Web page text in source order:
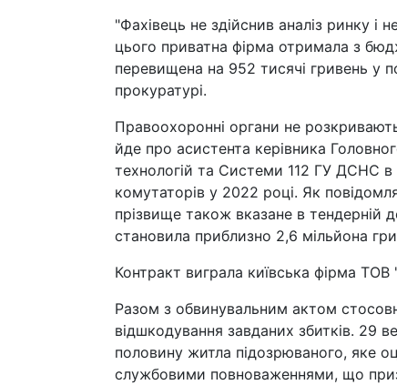
"Фахівець не здійснив аналіз ринку і
цього приватна фірма отримала з
перевищена на 952 тисячі гривень у
прокуратурі.
Правоохоронні органи не
йде про асистента керівника
технологій та Системи 112 ГУ ДСНС в
комутаторів у 2022 році. Як
прізвище також вказане в тендерній
становила приблизно 2,6 мільйона
Контракт виграла київська фірма
Разом з обвинувальним актом
відшкодування завданих збитків. 29
половину житла підозрюваного, яке
службовими повноваженнями, що